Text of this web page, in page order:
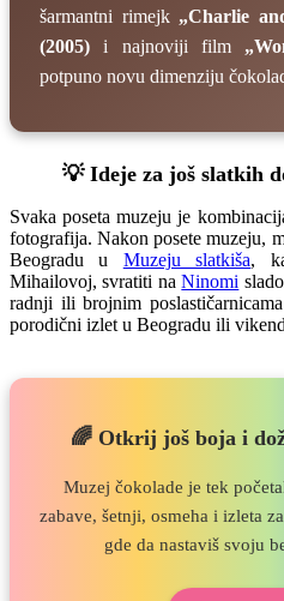
šarmantni rimejk „Charlie
(2005) i najnoviji film
potpuno novu dimenziju
💡 Ideje za još slatkih
Svaka poseta muzeju je
fotografija. Nakon posete muzeju,
Beogradu u Muzeju slatkiša,
Mihailovoj, svratiti naNinomi
radnji ili brojnim
porodični izlet u Beogradu ili
🌈 Otkrij još boja i
Muzej čokolade je tek
zabave, šetnji, osmeha i izleta
gde da nastaviš svoju